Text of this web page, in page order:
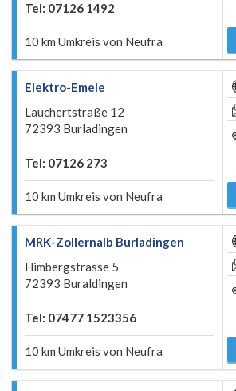
Tel: 07126 1492
10 km Umkreis von Neufra
Elektro-Emele
Lauchertstraße 12
72393 Burladingen
Tel: 07126 273
10 km Umkreis von Neufra
MRK-Zollernalb Burladingen
Himbergstrasse 5
72393 Buraldingen
Tel: 07477 1523356
10 km Umkreis von Neufra